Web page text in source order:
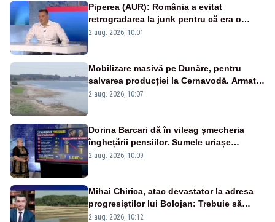
Piperea (AUR): România a evitat
retrogradarea la junk pentru că era o
catastrofă pentru bănci și fondurile de
2 aug. 2026, 10:01
Mobilizare masivă pe Dunăre, pentru
salvarea producției la Cernavodă. Armata
va detona o stâncă și va devia apa
2 aug. 2026, 10:07
Dorina Barcari dă în vileag șmecheria
înghețării pensiilor. Sumele uriașe
pierdute de fiecare român
2 aug. 2026, 10:09
Mihai Chirica, atac devastator la adresa
progresiștilor lui Bolojan: Trebuie să
protejăm și natura, dar nu șținem omaneii
2 aug. 2026, 10:12